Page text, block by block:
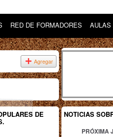
RED DE FORMADORES AULAS
Agregar
DE NOTICIAS
PRÓXIMA